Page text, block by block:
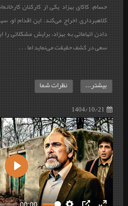
حسام، کاکای بهزاد یکی از کارکنان
کلاهبرداری اخراج می‌کند. این اقدام او،
دادن اتهاماتی به بهزاد، برایش مشکلاتی را
سعی در کشف حقیقت می‌نماید اما . . .
1404/10/21
بیشتر... نظرات شما
00:00
Play